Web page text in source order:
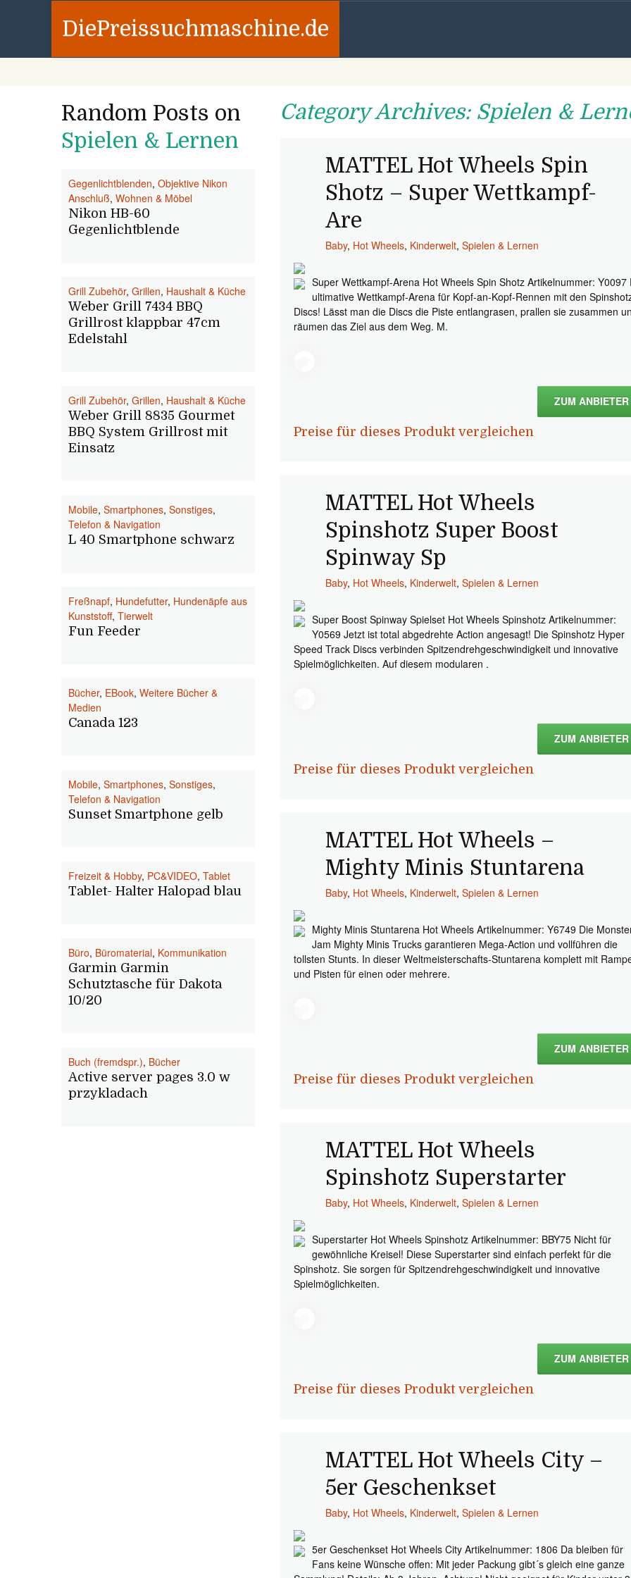
DiePreissuchmaschine.de
Category Archives: Spielen &
MATTEL Hot Wheels Spin
Shotz – Super Wettkampf-
Are
Baby, Hot Wheels, Kinderwelt,Spielen & Lernen
Super Wettkampf-Arena Hot Wheels Spin Shotz Artikelnummer: Y0097
ultimative Wettkampf-Arena für Kopf-an-Kopf-Rennen mit den
Discs! Lässt man die Discs die Piste entlangrasen, prallen sie zusammen
räumen das Ziel aus dem Weg. M.
ZUM ANBIETER
Preise für dieses Produkt vergleichen
MATTEL Hot Wheels
Spinshotz Super Boost
Spinway Sp
Baby, Hot Wheels, Kinderwelt,Spielen & Lernen
Super Boost Spinway Spielset Hot Wheels Spinshotz Artikelnummer:
Y0569 Jetzt ist total abgedrehte Action angesagt! Die Spinshotz Hyper
Speed Track Discs verbinden Spitzendrehgeschwindigkeit und innovative
Spielmöglichkeiten. Auf diesem modularen .
ZUM ANBIETER
Preise für dieses Produkt vergleichen
MATTEL Hot Wheels –
Mighty Minis Stuntarena
Baby, Hot Wheels, Kinderwelt,Spielen & Lernen
Mighty Minis Stuntarena Hot Wheels Artikelnummer: Y6749 Die
Jam Mighty Minis Trucks garantieren Mega-Action und vollführen die
tollsten Stunts. In dieser Weltmeisterschafts-Stuntarena komplett mit
und Pisten für einen oder mehrere.
ZUM ANBIETER
Preise für dieses Produkt vergleichen
MATTEL Hot Wheels
Spinshotz Superstarter
Baby, Hot Wheels, Kinderwelt,Spielen & Lernen
Superstarter Hot Wheels Spinshotz Artikelnummer: BBY75 Nicht für
gewöhnliche Kreisel! Diese Superstarter sind einfach perfekt für die
Spinshotz. Sie sorgen für Spitzendrehgeschwindigkeit und innovative
Spielmöglichkeiten.
ZUM ANBIETER
Preise für dieses Produkt vergleichen
MATTEL Hot Wheels City –
5er Geschenkset
Baby, Hot Wheels, Kinderwelt,Spielen & Lernen
5er Geschenkset Hot Wheels City Artikelnummer: 1806 Da bleiben für
Fans keine Wünsche offen: Mit jeder Packung gibt´s gleich eine ganze
Random Posts on
Spielen & Lernen
Gegenlichtblenden, Objektive Nikon
Anschluß, Wohnen & Möbel
Nikon HB-60
Gegenlichtblende
Grill Zubehör, Grillen, Haushalt & Küche
Weber Grill 7434 BBQ
Grillrost klappbar 47cm
Edelstahl
Grill Zubehör, Grillen, Haushalt & Küche
Weber Grill 8835 Gourmet
BBQ System Grillrost mit
Einsatz
Mobile, Smartphones, Sonstiges,
Telefon & Navigation
L 40 Smartphone schwarz
Freßnapf, Hundefutter, Hundenäpfe aus
Kunststoff, Tierwelt
Fun Feeder
Bücher, EBook, Weitere Bücher &
Medien
Canada 123
Mobile, Smartphones, Sonstiges,
Telefon & Navigation
Sunset Smartphone gelb
Freizeit & Hobby, PC&VIDEO, Tablet
Tablet- Halter Halopad blau
Büro, Büromaterial, Kommunikation
Garmin Garmin
Schutztasche für Dakota
10/20
Buch (fremdspr.), Bücher
Active server pages 3.0 w
przykladach